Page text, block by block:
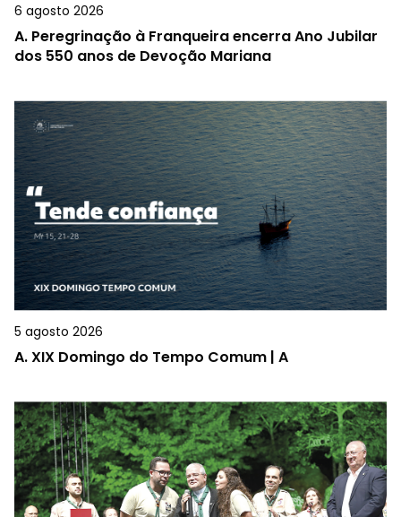
6 agosto 2026
A. Peregrinação à Franqueira encerra Ano Jubilar
dos 550 anos de Devoção Mariana
5 agosto 2026
A.XIX Domingo do Tempo Comum | A